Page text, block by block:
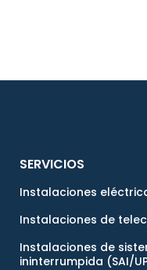
SERVICIOS
Instalaciones
Instalaciones de
Instalaciones de
ininterrumpida (SAI/